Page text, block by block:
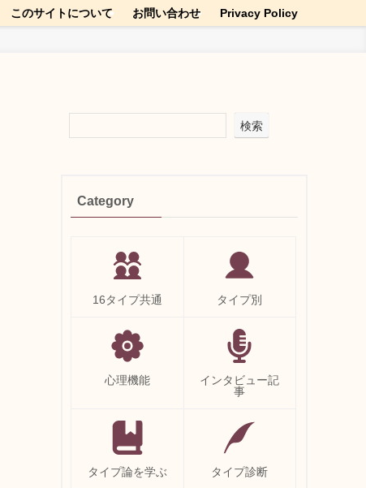
このサイトについて お問い合わせ Privacy Policy
検索
Category
16タイプ共通 タイプ別
心理機能
インタビュー記
事
タイプ論を学ぶ タイプ診断